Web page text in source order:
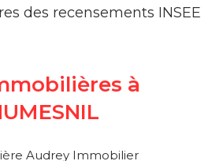
des recensements INSEE
à
Audrey Immobilier